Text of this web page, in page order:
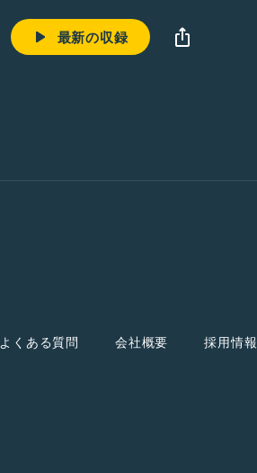
最新の収録
よくある質問 会社概要 採用情報